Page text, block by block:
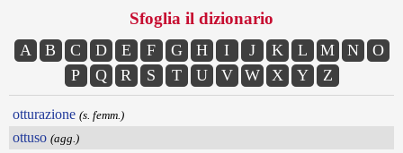
Sfoglia il dizionario
A B C D E F G H I J K L M N
O
P
Q R S T U V W X Y Z
otturazione (s. femm.)
ottuso (agg.)